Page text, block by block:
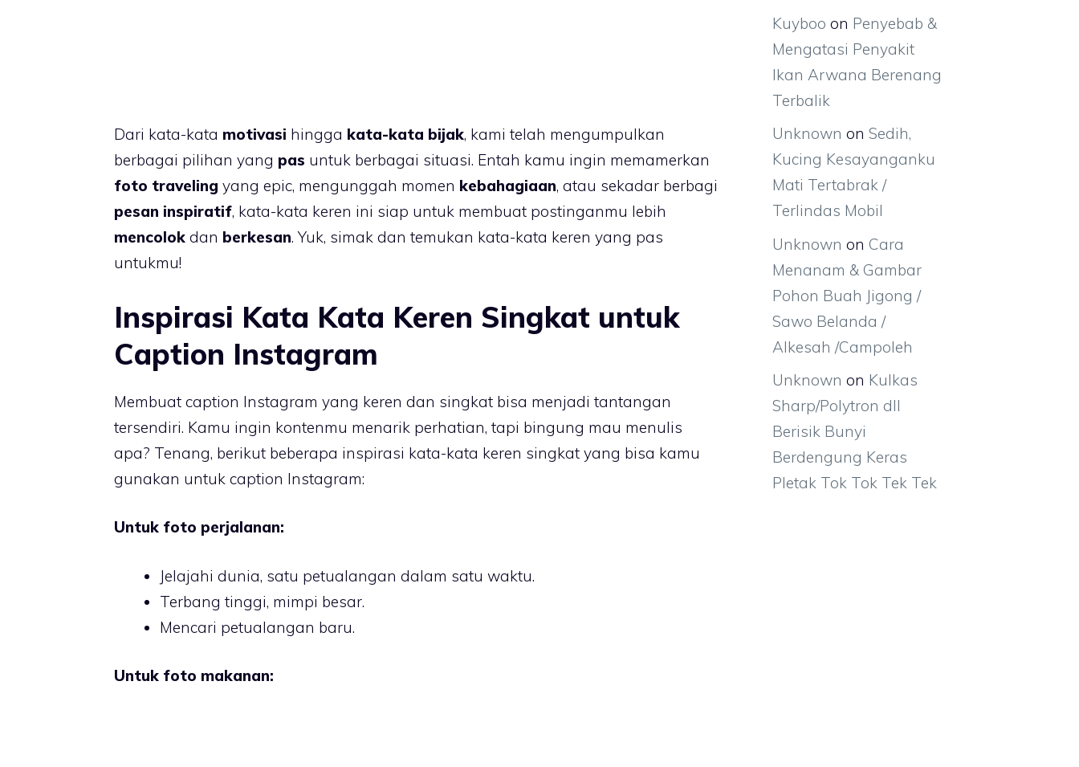
Dari kata-kata motivasi hingga kata-kata bijak, kami telah mengumpulkan
berbagai pilihan yang pas untuk berbagai situasi. Entah kamu ingin memamerkan
foto traveling yang epic, mengunggah momen kebahagiaan, atau sekadar berbagi
pesan inspiratif, kata-kata keren ini siap untuk membuat postinganmu lebih
mencolok dan berkesan. Yuk, simak dan temukan kata-kata keren yang pas
untukmu!
Inspirasi Kata Kata Keren Singkat untuk
Caption Instagram
Membuat caption Instagram yang keren dan singkat bisa menjadi tantangan
tersendiri. Kamu ingin kontenmu menarik perhatian, tapi bingung mau menulis
apa? Tenang, berikut beberapa inspirasi kata-kata keren singkat yang bisa kamu
gunakan untuk caption Instagram:
Untuk foto perjalanan:
Jelajahi dunia, satu petualangan dalam satu waktu.
Terbang tinggi, mimpi besar.
Mencari petualangan baru.
Untuk foto makanan:
Kuyboo on Penyebab &
Mengatasi Penyakit
Ikan Arwana Berenang
Terbalik
Unknown on Sedih,
Kucing Kesayanganku
Mati Tertabrak /
Terlindas Mobil
Unknown on Cara
Menanam & Gambar
Pohon Buah Jigong /
Sawo Belanda /
Alkesah /Campoleh
Unknown on Kulkas
Sharp/Polytron dll
Berisik Bunyi
Berdengung Keras
Pletak Tok Tok Tek Tek